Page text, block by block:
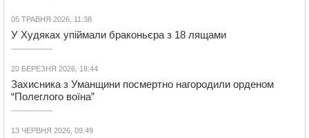
05 ТРАВНЯ 2026, 11:38
У Худяках упіймали браконьєра з 18 лящами
20 БЕРЕЗНЯ 2026, 18:44
Захисника з Уманщини посмертно нагородили орденом
“Полеглого воїна”
13 ЧЕРВНЯ 2026, 09:49